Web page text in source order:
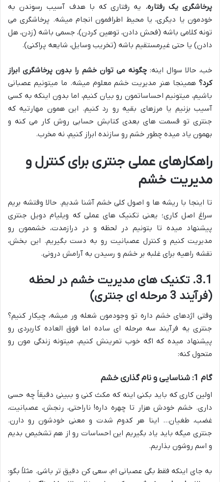
پرخاشگری یک رفتاره. یه رفتاری که با هدف آسیب رسوندن به
خودمون یا دیگری، یا محیط اطرافمون انجام میشه. پرخاشگری می
تونه کلامی باشه (فحش دادن، توهین کردن)، جسمی باشه (زدن، هل
دادن) یا حتی غیرمستقیم باشه (تخریب وسایل، شایعه پراکنی).
خب، حالا سوال اینه: چگونه می توان خشم را بدون پرخاشگری ابراز
کرد؟ همینجا هنر مدیریت خشم معلوم میشه. ما میتونیم عصبانی
باشیم، میتونیم احساساتمون رو بیان کنیم، اما بدون اینکه به کسی
آسیب بزنیم یا مرزهای بقیه رو رد کنیم. این همون مهارتیه که
جنتری تو قسمت های بعدی کتابش حسابی روش کار می کنه و
بهمون یاد میده چطور خشم رو سازنده ابراز کنیم، نه مخرب.
راهکارهای عملی جنتری برای کنترل و
مدیریت خشم
تا اینجا با ریشه ها و اصول کلی خشم آشنا شدیم. حالا وقتشه بریم
سراغ اصل کاری؛ یعنی تکنیک های عملی که ویلیام دویل جنتری
پیشنهاد میده تا بتونیم در لحظه و در درازمدت، خشممون رو
مدیریت کنیم و کنترل عصبانیت رو به دست بگیریم. این بخش،
نقشه راهیه برای غلبه بر خشم و رسیدن به آرامش درونی.
3.1. تکنیک های مدیریت خشم در لحظه
(فرآیند 3 مرحله ای جنتری)
وقتی اژدهای خشم داره تو وجودمون شعله ور میشه، چیکار کنیم؟
جنتری یه فرآیند سه مرحله ای ساده اما فوق العاده کاربردی رو
پیشنهاد میده که اگه خوب تمرینش کنیم، میتونه زندگی مون رو
متحول کنه:
گام 1: شناسایی و نام گذاری خشم
اولین کاری که باید بکنی اینه که مکث کنی و ببینی دقیقاً چه حسی
داری. خشم خودش هزار تا چهره داره! ناراحتی، رنجش، عصبانیت،
غضب، طغیان… اینا هر کدوم شدت و معنی خودشون رو دارن.
جنتری میگه باید یاد بگیریم این احساسات رو از هم تشخیص بدیم
و اسم روشون بذاریم.
به جای اینکه فقط بگی عصبانی ام، سعی کن دقیق تر باشی. مثلاً بگو: